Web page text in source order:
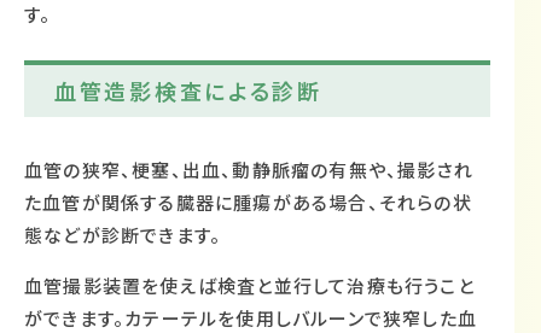
す。
血管造影検査による診断
血管の狭窄、梗塞、出血、動静脈瘤の有無や、撮影され
た血管が関係する臓器に腫瘍がある場合、それらの状
態などが診断できます。
血管撮影装置を使えば検査と並行して治療も行うこと
ができます。カテーテルを使用しバルーンで狭窄した血